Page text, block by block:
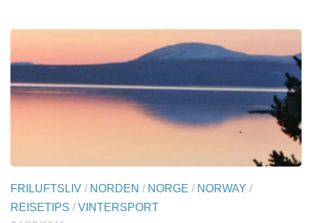
FRILUFTSLIV / NORDEN / NORGE / NORWAY /
REISETIPS / VINTERSPORT